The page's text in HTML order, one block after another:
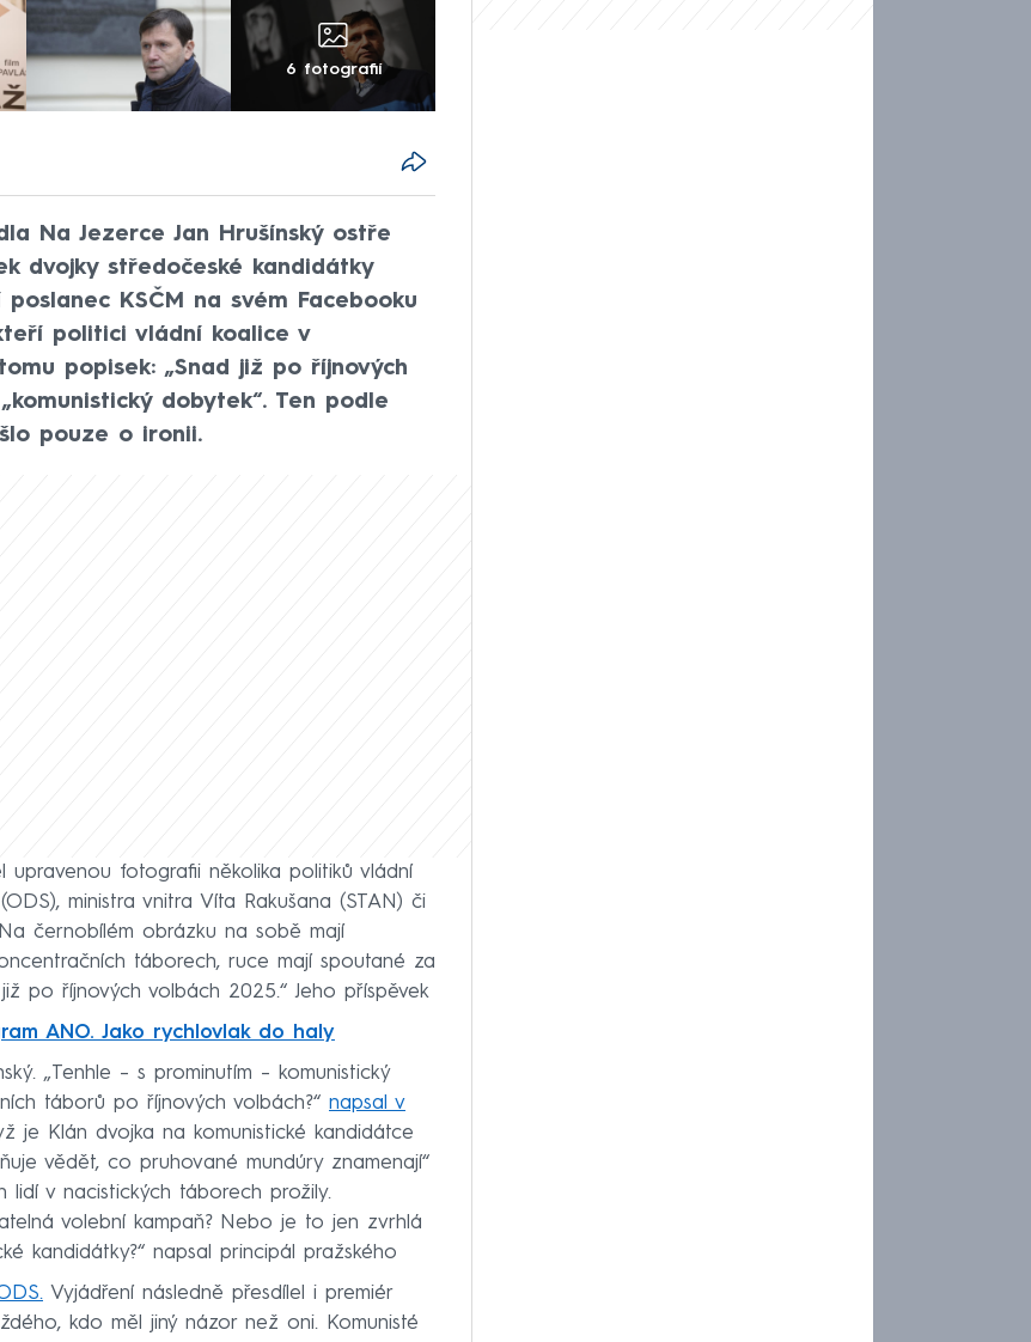
6 fotografií
Na Jezerce Jan Hrušínský ostře
dvojky středočeské kandidátky
KSČM na svém Facebooku
politici vládní koalice v
popisek: „Snad již po říjnových
dobytek“. Ten podle
pouze o ironii.
upravenou fotografii několika politiků vládní
ministra vnitra Víta Rakušana (STAN) či
černobílém obrázku na sobě mají
táborech, ruce mají spoutané za
po říjnových volbách 2025.“ Jeho příspěvek
ANO. Jako rychlovlak do haly
„Tenhle ⁠⁠⁠⁠⁠⁠– s prominutím ⁠⁠⁠⁠⁠⁠– komunistický
táborů po říjnových volbách?“ napsal v
je Klán dvojka na komunistické kandidátce
vědět, co pruhované mundúry znamenají“
lidí v nacistických táborech prožily.
volební kampaň? Nebo je to jen zvrhlá
kandidátky?“ napsal principál pražského
Vyjádření následně přesdílel i premiér
kdo měl jiný názor než oni. Komunisté